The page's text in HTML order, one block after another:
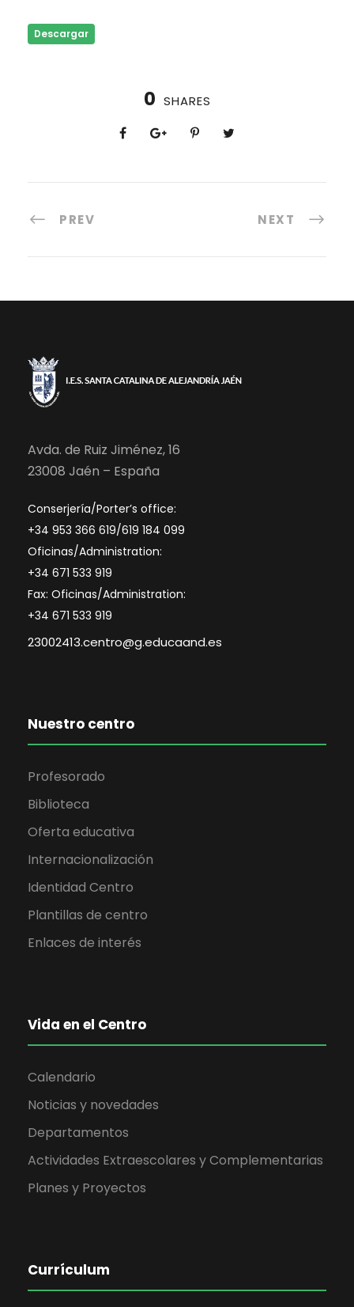
Descargar
0 SHARES
PREV NEXT
Avda. de Ruiz Jiménez, 16
23008 Jaén – España
Conserjería/Porter’s office:
+34 953 366 619/619 184 099
Oficinas/Administration:
+34 671 533 919
Fax: Oficinas/Administration:
+34 671 533 919
23002413.centro@g.educaand.es
Nuestro centro
Profesorado
Biblioteca
Oferta educativa
Internacionalización
Identidad Centro
Plantillas de centro
Enlaces de interés
Vida en el Centro
Calendario
Noticias y novedades
Departamentos
Actividades Extraescolares y Complementarias
Planes y Proyectos
Currículum